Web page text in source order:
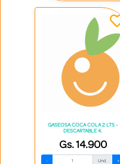
GASEOSA COCA COLA 2 LTS -
DESCARTABLE 4.
Gs. 14.900
- Und. +